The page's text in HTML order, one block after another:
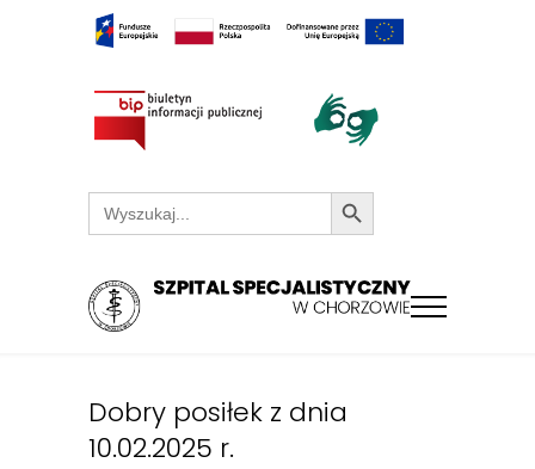
Search
for:
Search Button
Dobry posiłek z dnia
10.02.2025 r.